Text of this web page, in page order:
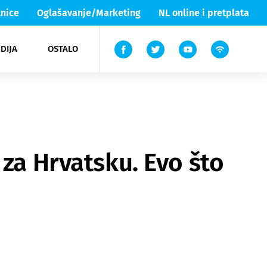
Oglašavanje/Marketing NL online i pretplata
OSTALO
Lika & Senj
TV
Hrvatsku. Evo što